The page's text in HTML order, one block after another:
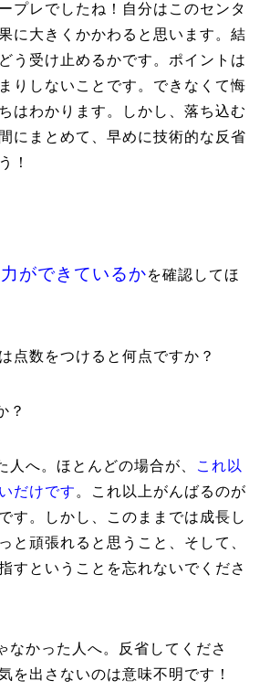
プレでしたね！自分はこのセンタ
に大きくかかわると思います。結
う受け止めるかです。ポイントは
りしないことです。できなくて悔
はわかります。しかし、落ち込む
にまとめて、早めに技術的な反省
！
ができているかを確認してほ
点数をつけると何点ですか？
？
人へ。ほとんどの場合が、
これ以
だけです 。これ以上がんばるのが
す。しかし、このままでは成長し
と頑張れると思うこと、そして、
すということを忘れないでくださ
なかった人へ。反省してくださ
を出さないのは意味不明です！